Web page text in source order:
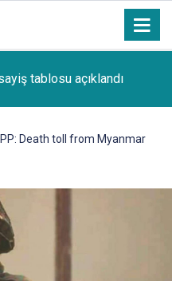
tablosu açıklandı
Death toll from Myanmar